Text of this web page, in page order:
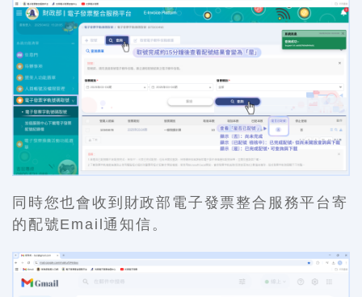
同時您也會收到財政部電子發票整合服務平台寄
的 配號Email通知信。